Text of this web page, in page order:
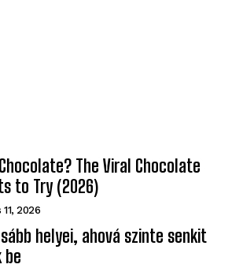
The Viral Chocolate
to Try (2026)
11, 2026
helyei, ahová szinte senkit
be